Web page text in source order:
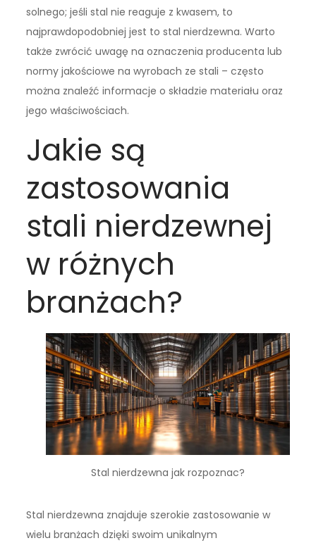
solnego; jeśli stal nie reaguje z kwasem, to
najprawdopodobniej jest to stal nierdzewna. Warto
także zwrócić uwagę na oznaczenia producenta lub
normy jakościowe na wyrobach ze stali – często
można znaleźć informacje o składzie materiału oraz
jego właściwościach.
Jakie są
zastosowania
stali nierdzewnej
w różnych
branżach?
Stal nierdzewna jak rozpoznac?
Stal nierdzewna znajduje szerokie zastosowanie w
wielu branżach dzięki swoim unikalnym